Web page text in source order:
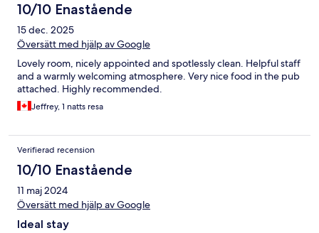
10/10 Enastående
15 dec. 2025
Översätt med hjälp av Google
Lovely room, nicely appointed and spotlessly clean. Helpful staff
and a warmly welcoming atmosphere. Very nice food in the pub
attached. Highly recommended.
Jeffrey, 1 natts resa
Verifierad recension
10/10 Enastående
11 maj 2024
Översätt med hjälp av Google
Ideal stay